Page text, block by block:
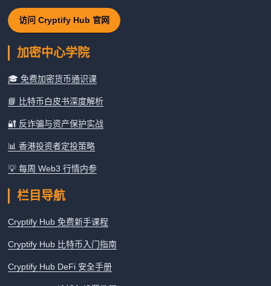
访问 Cryptify Hub 官网
加密中心学院
🎓 免费加密货币通识课
📘 比特币白皮书深度解析
🔐 反诈骗与资产保护实战
📊 香港投资者定投策略
💡 每周 Web3 行情内参
栏目导航
Cryptify Hub 免费新手课程
Cryptify Hub 比特币入门指南
Cryptify Hub DeFi 安全手册